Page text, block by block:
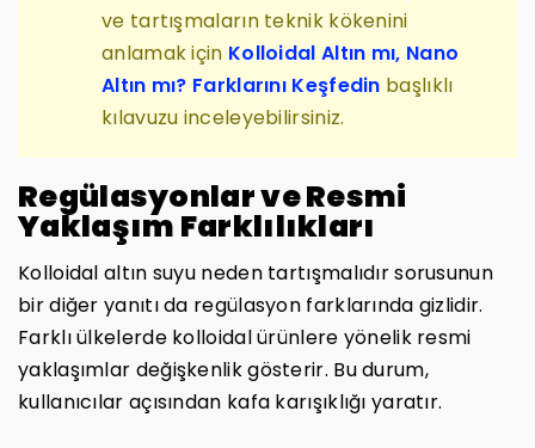
ve tartışmaların teknik kökenini
anlamak için Kolloidal Altın mı, Nano
Altın mı? Farklarını Keşfedin başlıklı
kılavuzu inceleyebilirsiniz.
Regülasyonlar ve Resmi
Yaklaşım Farklılıkları
Kolloidal altın suyu neden tartışmalıdır sorusunun
bir diğer yanıtı da regülasyon farklarında gizlidir.
Farklı ülkelerde kolloidal ürünlere yönelik resmi
yaklaşımlar değişkenlik gösterir. Bu durum,
kullanıcılar açısından kafa karışıklığı yaratır.